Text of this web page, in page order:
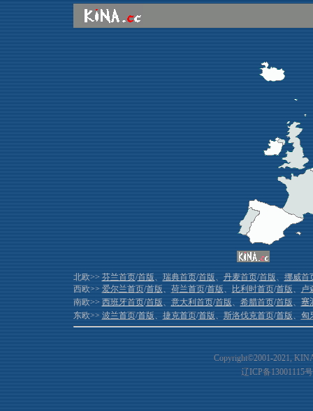
北欧>>芬兰首页/首版、瑞典首页/首版、丹麦首页/首版、挪威首
西欧>>爱尔兰首页/首版、荷兰首页/首版、比利时首页/首版、卢
南欧>>西班牙首页/首版、意大利首页/首版、希腊首页/首版、塞
东欧>>波兰首页/首版、捷克首页/首版、斯洛伐克首页/首版、匈
Copyright©2001-2021,
辽ICP备13001115